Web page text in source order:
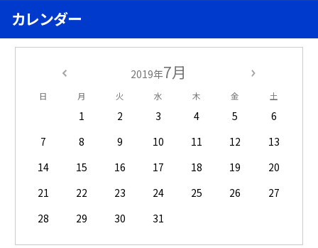
カレンダー
2019年7月
日 月 火 水 木 金 土
1 2 3 4 5
6
7
8 9 10 11 12
13
14
15 16 17 18 19
20
21
22 23 24 25 26
27
28
29 30 31